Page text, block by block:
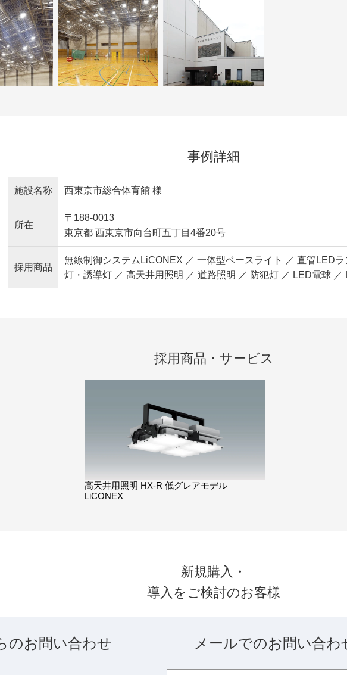
事例詳細
施設名称 西東京市総合体育館 様
所在
〒188-0013
東京都 西東京市向台町五丁目4番20号
採用商品
無線制御システムLiCONEX ／ 一体型ベースライト ／ 直管LEDラ
灯・誘導灯 ／ 高天井用照明 ／ 道路照明 ／ 防犯灯 ／ LED電球 ／
採用商品・サービス
高天井用照明 HX-R 低グレアモデル
LiCONEX
新規購入・
導入をご検討のお客様
のお問い合わせ メールでのお問い合わ